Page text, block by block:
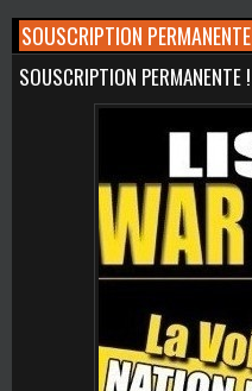
SOUSCRIPTION PERMANENTE
SOUSCRIPTION PERMANENTE !